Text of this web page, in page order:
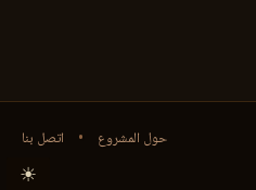
حول المشروع • اتصل بنا
☀